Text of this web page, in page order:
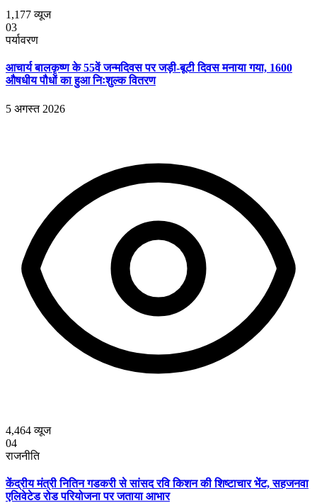
1,177व्यूज
03
पर्यावरण
आचार्य बालकृष्ण के 55वें जन्मदिवस पर जड़ी-बूटी दिवस मनाया गया, 1600
औषधीय पौधों का हुआ निःशुल्क वितरण
5 अगस्त 2026
4,464व्यूज
04
राजनीति
केंद्रीय मंत्री नितिन गडकरी से सांसद रवि किशन की शिष्टाचार भेंट, सहजनवा
एलिवेटेड रोड परियोजना पर जताया आभार